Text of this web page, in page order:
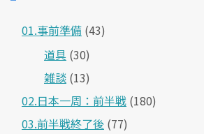
01.事前準備 (43)
道具 (30)
雑談 (13)
02.日本一周：前半戦 (180)
03.前半戦終了後 (77)